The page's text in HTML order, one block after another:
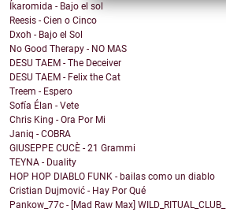
Íkaromida - Bajo el sol
Reesis - Cien o Cinco
Dxoh - Bajo el Sol
No Good Therapy - NO MAS
DESU TAEM - The Deceiver
DESU TAEM - Felix the Cat
Treem - Espero
Sofía Élan - Vete
Chris King - Ora Por Mi
Janiq - COBRA
GIUSEPPE CUCÈ - 21 Grammi
TEYNA - Duality
HOP HOP DIABLO FUNK - bailas como un diablo
Cristian Dujmović - Hay Por Qué
Pankow_77c - [Mad Raw Max]